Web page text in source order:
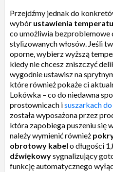
Przejdźmy jednak do
wybór ustawienia
co umożliwia bezproblemowe
stylizowanych włosów. Jeśli
oporne, wybierz wyższą
kiedy nie chcesz zniszczyć
wygodnie ustawisz na
które również pokaże ci
Lokówka – co do niedawna
prostownicach isuszarkach
została wyposażona przez
która zapobiega puszeniu się
należy wymienić również
obrotowy kabel o długości
dźwiękowysygnalizujący
funkcję automatycznego